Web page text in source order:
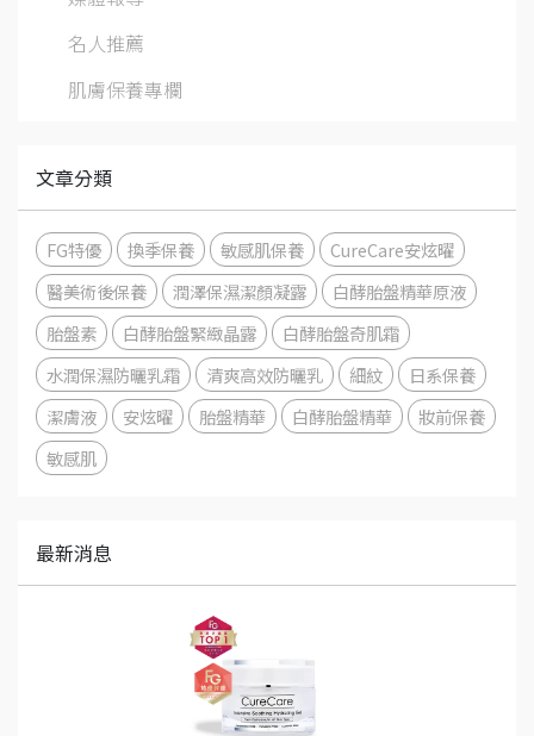
名人推薦
肌膚保養專欄
文章分類
FG特優 換季保養 敏感肌保養
CureCare安炫曜
醫美術後保養
潤澤保濕潔顏凝露
白酵胎盤精華原液
胎盤素
白酵胎盤緊緻晶露
白酵胎盤奇肌霜
水潤保濕防曬乳霜
清爽高效防曬乳 細紋
日系保養
潔膚液
安炫曜 胎盤精華 白酵胎盤精華
妝前保養
敏感肌
最新消息